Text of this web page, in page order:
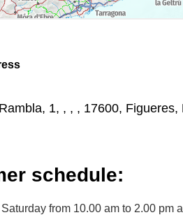
1, , , , 17600,
schedule:
from 10.00 am to 2.00 pm